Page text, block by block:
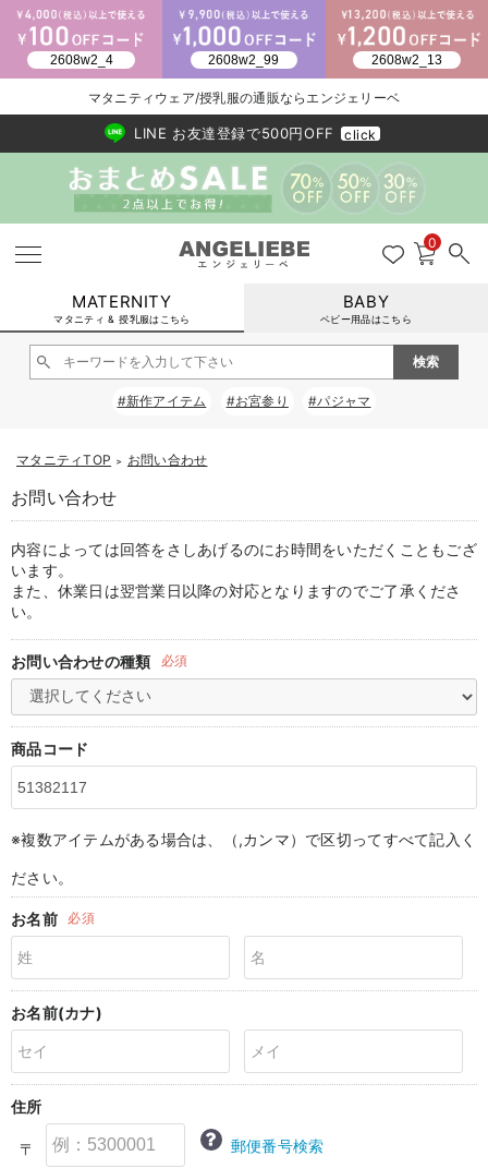
戻る
マタニティウェア全て
マタニティ ワンピース
マタニティ パンツ
マタニティ スカート
マタニティ トップス
マタニティ アウター（コート）・ママコート
戻る
マタニティ 下着・インナー全て
マタニティ ショーツ
妊婦帯・腹帯・産前ガードル
マタニティ 授乳 キャミソール
産褥ショーツ
骨盤・マタニティベルト （妊娠中・産後）
産後 ガードル インナー
マタニティ 腹巻き
戻る
授乳ワンピース
授乳トップス
戻る
マタニティ フォーマル全て
マタニティ スーツ
マタニティ オフィス 通勤服
マタニティ ドレス（結婚式・お呼ばれ）
マタニティ フォーマル パンツ・ボトムス
戻る
妊婦用 抱き枕・授乳クッション
授乳 ケープ
戻る
マタニティレッグウェア全て
マタニティストッキング・タイツ
マタニティレギンス
戻る
マタニティ ボディケア全て
妊娠線クリーム
戻る
アウトレット全て
【アウトレット】ワンピース
【アウトレット】トップス・授乳トップス
【アウトレット】ボトムス
【アウトレット】パジャマ
【アウトレット】インナー
【アウトレット】ベビー
戻る
抗菌防臭加工
透け防止
見えてもカワイイ
コットン素材
冷房対策
接触冷感素材
Tシャツブラ
ブラトップ
親子セット
快適機能ウェア特集 パジャマ
erbaviva（エルバビーバ）
ハレの日に着るANGELIEBEのセレモニー
買って正解！高評価レビューアイテム
戻る
再入荷｜インナー
再入荷｜アウター
送料無料アイテム全て
パンツ
スカート
パジャマ
インナー
雑貨
ベビー
ブラキャミ おまとめ
MAX55%OFF ブラックフ
【37周年祭セール】
気温差別オススメア
マタニティウェア
こだわりの履き心地
レギンス
オフィス
きれいめスカート派
きれいめ美脚パンツ派
ツィード派
王道シンプル派
セットアップ派
出産準備応援割全て
ベビー
【フォーマル】トッ
【ベビー】グッズ
コンビ肌着
短肌着
セット
快適ウェア10%OFF
春のマタニティワン
Iライン ・タイトシル
ジャンパースカート/
ワーク・オフィス
カジュアル
フォーマル / オケー
あったかアイテム｜
Gift Selection 出産
〜10,000円（税込）
10,001円（税込）〜
女の子におススメの
男の子におススメの
定番ギフト
もらって嬉しいギフト
かわいくておもしろ
冬の冷え対策インナ
腹巻・ひざ上パンツ
保温&リカバリー
レギンス・タイツ
カップ付きインナー
あったか度◎
裏起毛素材
入院準備の持ち物チ
産後に使うグッズ
冬のあったか特集全て
【冬のあったか特集
【冬のあったか特集
マタニティウェア/授乳服の通販ならエンジェリーベ
2026/NewArrival
送料495円(一部地域を除く) 7,700円以上で送料無料
LINE お友達登録で500円OFF click
0
MATERNITY
マタニティ & 授乳服はこちら
BABY
ベビー用品はこちら
#新作アイテム #お宮参り #パジャマ
マタニティTOP ＞ お問い合わせ
お問い合わせ
内容によっては回答をさしあげるのにお時間をいただくこともござ
います。
また、休業日は翌営業日以降の対応となりますのでご了承くださ
い。
お問い合わせの種類 必須
商品コード
※複数アイテムがある場合は、（,カンマ）で区切ってすべて記入く
ださい。
お名前 必須
お名前(カナ)
住所
〒 郵便番号検索